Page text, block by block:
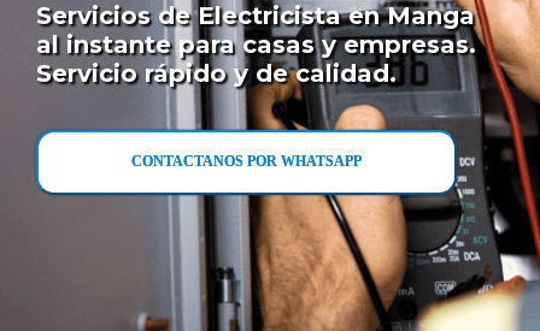
Servicios de Electricista en Manga
al instante para casas y empresas.
Servicio rápido y de calidad.
CONTACTANOS POR WHATSAPP